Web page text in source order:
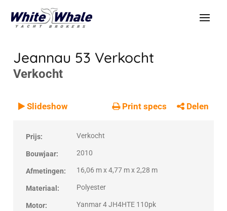
Jeannau 53 Verkocht
Verkocht
VERKOCHT
Verkocht
Slideshow Print specs Delen
Prijs: Verkocht
Bouwjaar: 2010
Afmetingen: 16,06 m x 4,77 m x 2,28 m
Materiaal: Polyester
Motor: Yanmar 4 JH4HTE 110pk